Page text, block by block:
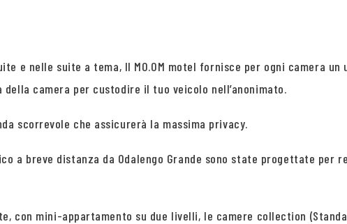
e nelle suite a tema, Il MO.OM motel fornisce per ogni camera
camera per custodire il tuo veicolo nell’anonimato.
scorrevole che assicurerà la massima privacy.
a breve distanza da Odalengo Grande sono state progettate per
con mini-appartamento su due livelli, le camere collection